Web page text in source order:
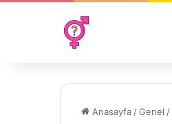
Anasayfa /Genel /